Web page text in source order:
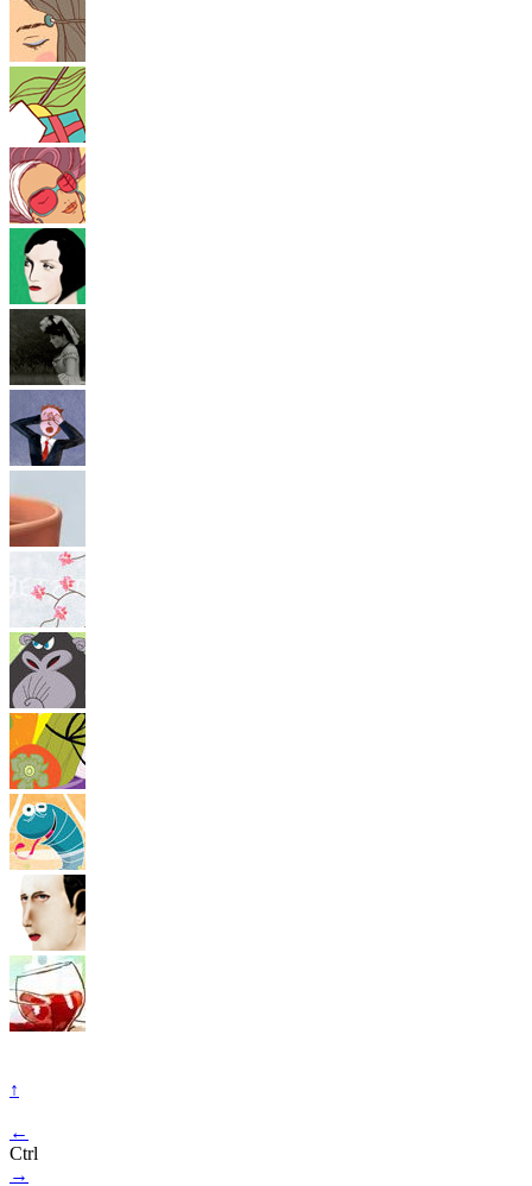
↑
←
Ctrl
→